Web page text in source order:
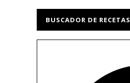
BUSCADOR DE RECETAS